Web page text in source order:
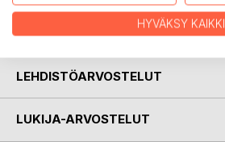
KIRJAILIJA
LEHDISTÖARVOSTELUT
LUKIJA-ARVOSTELUT
HYVÄKSY KAIKKI